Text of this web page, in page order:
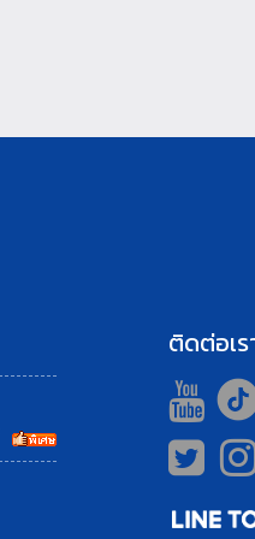
ติดต่อเร